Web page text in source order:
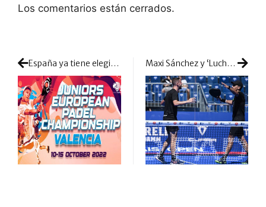
Los comentarios están cerrados.
España ya tiene elegidos para pelear por el I Cto. de Europa de Menores Maxi Sánchez y ‘Lucho’ Capra, pólvora total ante Stupa y Lima